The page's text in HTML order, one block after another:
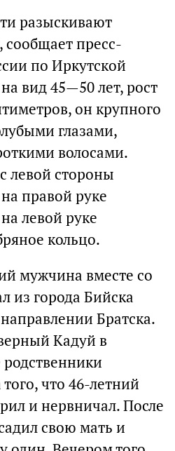
разыскивают
сообщает пресс-
по Иркутской
вид 45—50 лет, рост
он крупного
глазами,
волосами.
левой стороны
правой руке
левой руке
кольцо.
мужчина вместе со
из города Бийска
Братска.
Кадуй в
что 46-летний
и нервничал. После
свою мать и